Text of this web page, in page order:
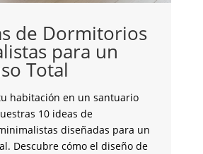
de Dormitorios
para un
Total
habitación en un santuario
10 ideas de
diseñadas para un
Descubre cómo el diseño de